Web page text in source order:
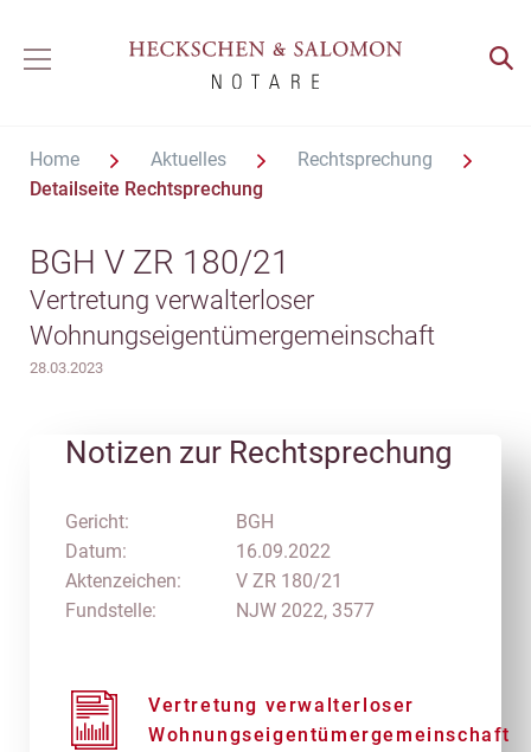
Home Aktuelles
Rechtsprechung
Detailseite Rechtsprechung
BGH V ZR 180/21
Vertretung verwalterloser
Wohnungseigentümergemeinschaft
28.03.2023
Notizen zur Rechtsprechung
Gericht:
Datum:
Aktenzeichen:
Fundstelle:
BGH
16.09.2022
V ZR 180/21
NJW 2022, 3577
Vertretung verwalterloser
Wohnungseigentümergemeinschaft